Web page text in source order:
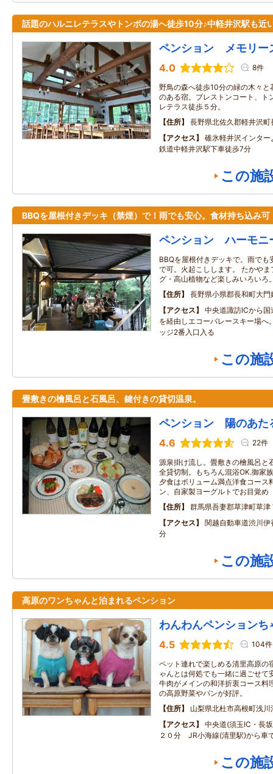
話題のハルニレテラスやトンボの湯へ徒歩10分♪中軽井沢駅も近
ペンション メモリー
4.0 8件
野鳥の森へ徒歩10分の緑の木々
のある宿。ブレストンコート、ト
レテラス徒歩５分。
住所
長野県北佐久郡軽井沢町
アクセス
碓氷軽井沢インタ
鉄道中軽井沢駅下車徒歩7分
この施
BBQを屋根付きデッキ（禁煙）で！雨でも安心。食材持ち込み可
ペンション ハーモニ
BBQを屋根付きデッキで。雨で
で可。火起こしします。 たかや
グ・高山植物など楽しみいろいろ
住所
長野県小県郡長和町大
アクセス
中央道諏訪ICから
を経由しエコーバレースキー場へ
ッジ2番入口入る
この施
畳敷きの檜風呂と石風呂、鍵付きの貸切温泉。
ペンション 陽のあた
4.6 22件
源泉掛け流し。畳敷きの檜風呂と
全貸切制。もちろん混浴OK.御家
夕食はボリューム満点洋食コース
ン、自家製ヨーグルトでお目覚め
住所
群馬県吾妻郡草津町草津
アクセス
関越自動車道渋川
分
この施
高原のワンちゃんと泊まれるペンション
わんわんペンションち
4.5 104件
ペット連れで楽しめる清里高原の
ゃんとは何処でも一緒に過ごせて
牛肉がメインの和洋折衷コース料
の高原野菜やパンが好評。
住所
山梨県北杜市高根町浅
アクセス
中央道(須玉IC・長
２０分 JR小海線(清里駅)から車
この施